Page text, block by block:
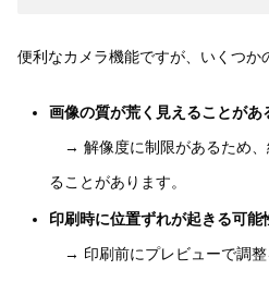
便利なカメラ機能ですが、いくつか
画像の質が荒く見えることがあ
→ 解像度に制限があるため、
ることがあります。
印刷時に位置ずれが起きる可能
→ 印刷前にプレビューで調整